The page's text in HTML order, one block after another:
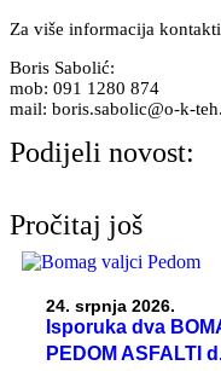
Za više informacija
Boris Sabolić:
mob: 091 1280 874
mail: boris.sabolic@o-k-
Podijeli novost:
Pročitaj još
24. srpnja 2026.
Isporuka dva
PEDOM ASFALTI